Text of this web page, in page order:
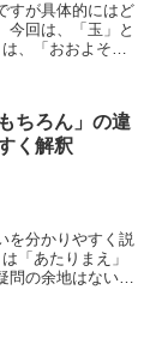
すが具体的にはど
今回は、「玉」と
、「おおよそ丸
ちろん」の違
く解釈
を分かりやすく説
「あたりまえ」
の余地はないこ